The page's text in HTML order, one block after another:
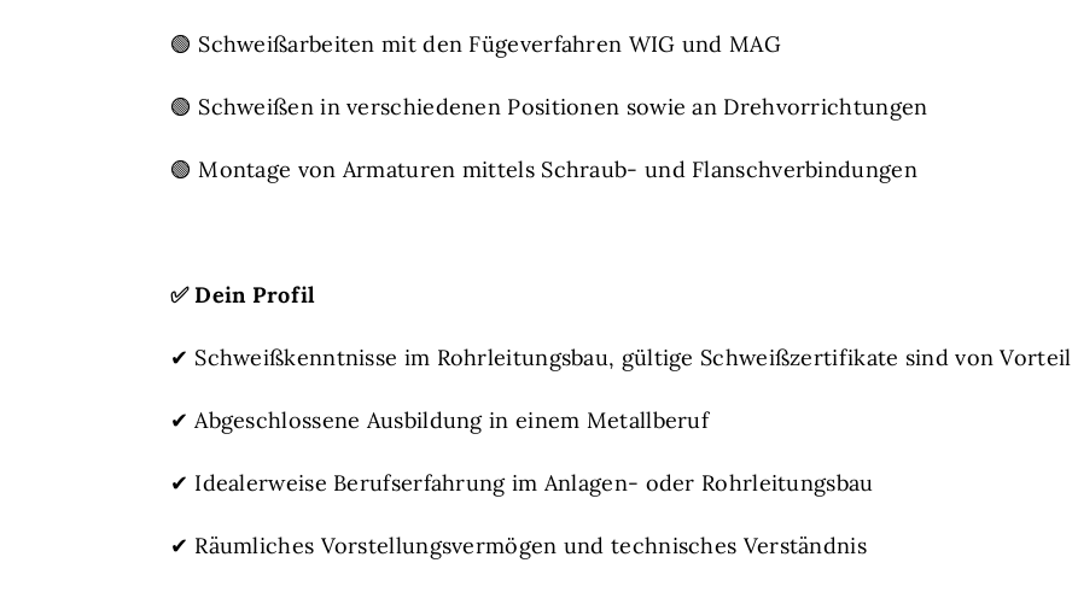
🟢 Schweißarbeiten mit den Fügeverfahren WIG und MAG
🟢 Schweißen in verschiedenen Positionen sowie an Drehvorrichtungen
🟢 Montage von Armaturen mittels Schraub- und Flanschverbindungen
✅Dein Profil
✔ Schweißkenntnisse im Rohrleitungsbau, gültige Schweißzertifikate sind von Vorteil
✔ Abgeschlossene Ausbildung in einem Metallberuf
✔ Idealerweise Berufserfahrung im Anlagen- oder Rohrleitungsbau
✔ Räumliches Vorstellungsvermögen und technisches Verständnis